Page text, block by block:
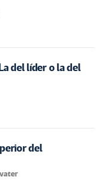
del líder o la del
del